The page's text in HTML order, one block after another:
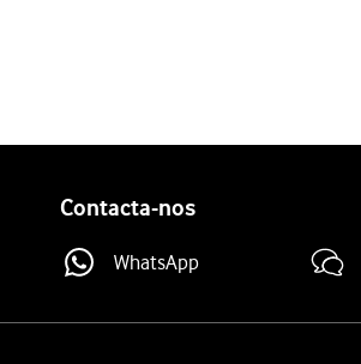
Contacta-nos
WhatsApp